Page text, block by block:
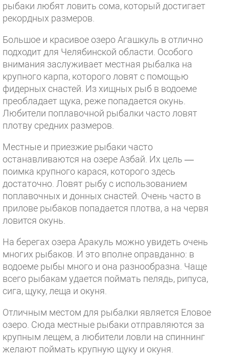
рыбаки любят ловить сома, который достигает
рекордных размеров.
Большое и красивое озеро Агашкуль в отлично
подходит для Челябинской области. Особого
внимания заслуживает местная рыбалка на
крупного карпа, которого ловят с помощью
фидерных снастей. Из хищных рыб в водоеме
преобладает щука, реже попадается окунь.
Любители поплавочной рыбалки часто ловят
плотву средних размеров.
Местные и приезжие рыбаки часто
останавливаются на озере Азбай. Их цель —
поимка крупного карася, которого здесь
достаточно. Ловят рыбу с использованием
поплавочных и донных снастей. Очень часто в
прилове рыбаков попадается плотва, а на червя
ловится окунь.
На берегах озера Аракуль можно увидеть очень
многих рыбаков. И это вполне оправданно: в
водоеме рыбы много и она разнообразна. Чаще
всего рыбакам удается поймать пелядь, рипуса,
сига, щуку, леща и окуня.
Отличным местом для рыбалки является Еловое
озеро. Сюда местные рыбаки отправляются за
крупным лещем, а любители ловли на спиннинг
желают поймать крупную щуку и окуня.